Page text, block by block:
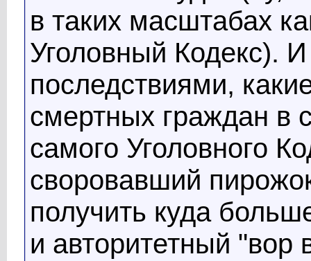
в таких масштабах
Уголовный Кодекс).
последствиями,
смертных граждан в
самого Уголовного
своровавший
получить куда
и авторитетный